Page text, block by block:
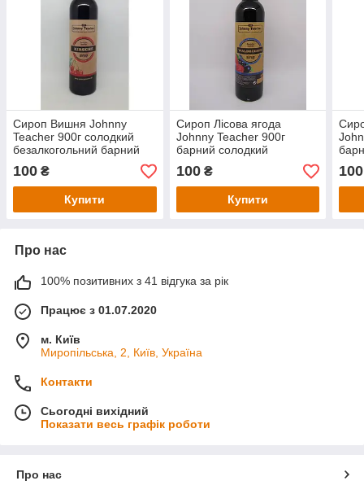
Сироп Вишня Johnny
Teacher 900г солодкий
безалкогольний барний
для кави коктейлів
100 ₴
Купити
Сироп Лісова ягода
Johnny Teacher 900г
барний солодкий
безалкогольний для кави
коктейлів
100₴
Купити
100
Про нас
100% позитивних з 41 відгука за рік
Працює з 01.07.2020
м. Київ
Миропільська, 2, Київ, Україна
Контакти
Сьогодні вихідний
Показати весь графік роботи
Про нас